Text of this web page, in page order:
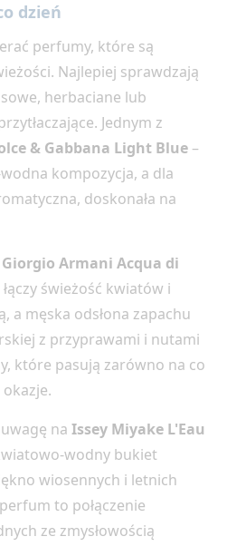
dzień
perfumy, które są
Najlepiej sprawdzają
herbaciane lub
Jednym z
& Gabbana Light Blue –
kompozycja, a dla
doskonała na
Giorgio Armani Acqua di
świeżość kwiatów i
a męska odsłona zapachu
z przyprawami i nutami
które pasują zarówno na co
na Issey Miyake L'Eau
wodny bukiet
wiosennych i letnich
to połączenie
ze zmysłowością